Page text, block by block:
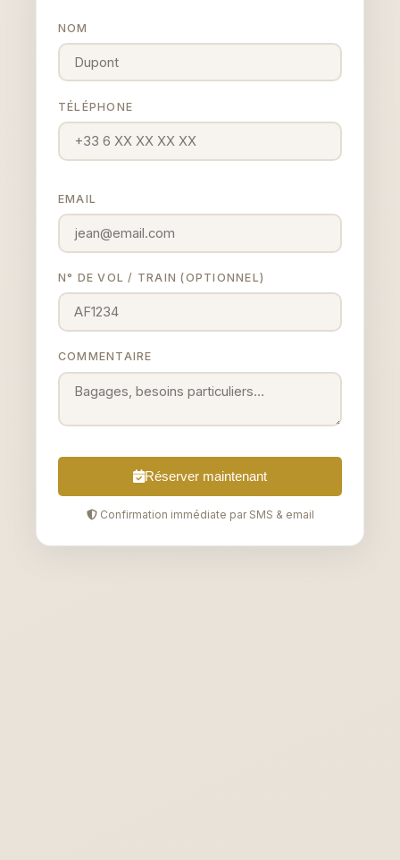
NOM
TÉLÉPHONE
EMAIL
N° DE VOL / TRAIN (OPTIONNEL)
COMMENTAIRE
Réserver maintenant
Confirmation immédiate par SMS & email